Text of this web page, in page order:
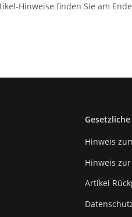
Hinweise finden Sie am
Hinweis
Hinweis
Artikel